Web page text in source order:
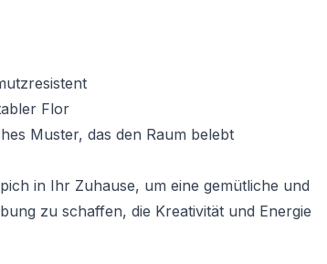
Flor
Muster, das den Raum belebt
in Ihr Zuhause, um eine gemütliche und
zu schaffen, die Kreativität und Energie